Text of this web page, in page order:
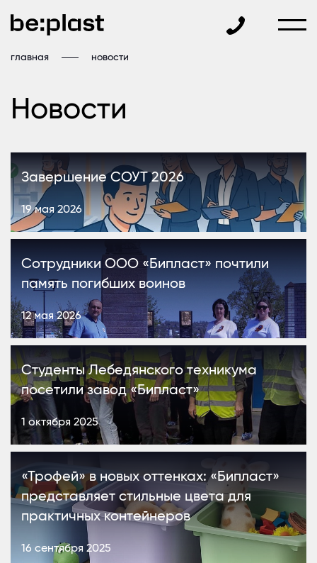
главная новости
Новости
Завершение СОУТ 2026
19 мая 2026
Сотрудники ООО «Бипласт» почтили
память погибших воинов
12 мая 2026
Студенты Лебедянского техникума
посетили завод «Бипласт»
1 октября 2025
«Трофей» в новых оттенках: «Бипласт»
представляет стильные цвета для
практичных контейнеров
16 сентября 2025